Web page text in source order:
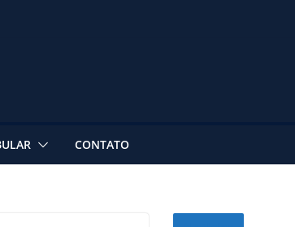
CONTATO